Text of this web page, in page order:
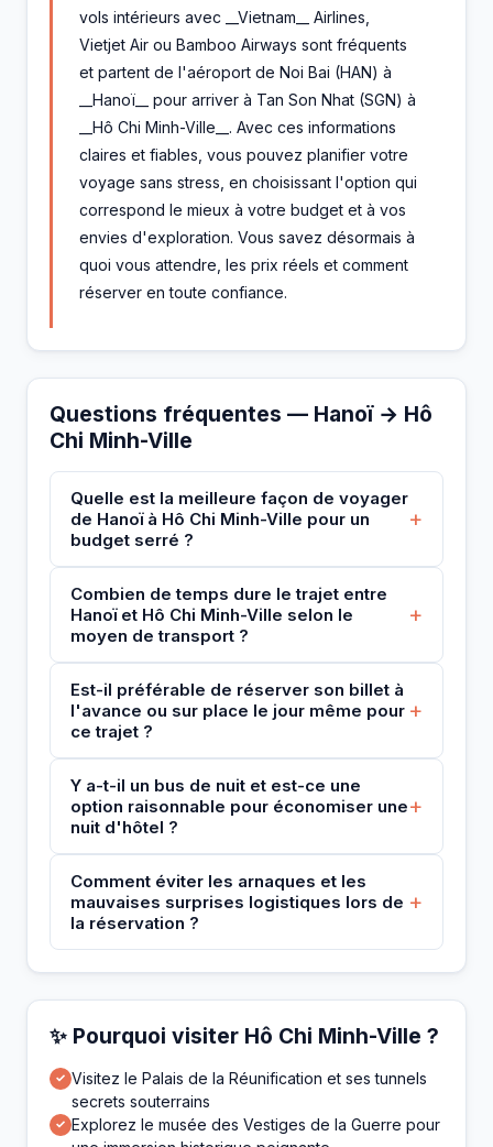
vols intérieurs avec __Vietnam__ Airlines,
Vietjet Air ou Bamboo Airways sont fréquents
et partent de l'aéroport de Noi Bai (HAN) à
__Hanoï__ pour arriver à Tan Son Nhat (SGN) à
__Hô Chi Minh-Ville__. Avec ces informations
claires et fiables, vous pouvez planifier votre
voyage sans stress, en choisissant l'option qui
correspond le mieux à votre budget et à vos
envies d'exploration. Vous savez désormais à
quoi vous attendre, les prix réels et comment
réserver en toute confiance.
Questions fréquentes — Hanoï → Hô
Chi Minh-Ville
Quelle est la meilleure façon de voyager
de Hanoï à Hô Chi Minh-Ville pour un
budget serré ?
+
Combien de temps dure le trajet entre
Hanoï et Hô Chi Minh-Ville selon le
moyen de transport ?
+
Est-il préférable de réserver son billet à
l'avance ou sur place le jour même pour
ce trajet ?
+
Y a-t-il un bus de nuit et est-ce une
option raisonnable pour économiser une
nuit d'hôtel ?
+
Comment éviter les arnaques et les
mauvaises surprises logistiques lors de
la réservation ?
+
✨ Pourquoi visiter Hô Chi Minh-Ville ?
✓ Visitez le Palais de la Réunification et ses tunnels
secrets souterrains
✓ Explorez le musée des Vestiges de la Guerre pour